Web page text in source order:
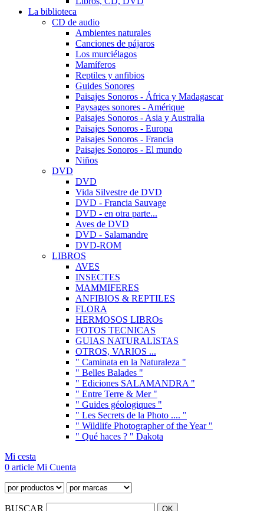
La biblioteca
CD de audio
Ambientes naturales
Canciones de pájaros
Los murciélagos
Mamíferos
Reptiles y anfibios
Guides Sonores
Paisajes Sonoros - África y Madagascar
Paysages sonores - Amérique
Paisajes Sonoros - Asia y Australia
Paisajes Sonoros - Europa
Paisajes Sonoros - Francia
Paisajes Sonoros - El mundo
Niños
DVD
DVD
Vida Silvestre de DVD
DVD - Francia Sauvage
DVD - en otra parte...
Aves de DVD
DVD - Salamandre
DVD-ROM
LIBROS
AVES
INSECTES
MAMMIFERES
ANFIBIOS & REPTILES
FLORA
HERMOSOS LIBROs
FOTOS TECNICAS
GUIAS NATURALISTAS
OTROS, VARIOS ...
" Caminata en la Naturaleza "
" Belles Balades "
" Ediciones SALAMANDRA "
" Entre Terre & Mer "
" Guides géologiques "
" Les Secrets de la Photo .... "
" Wildlife Photographer of the Year "
" Qué haces ? " Dakota
Mi cesta
0 article Mi Cuenta
BUSCAR